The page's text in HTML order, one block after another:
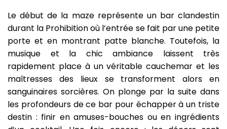
Le début de la maze représente un bar clandestin
durant la Prohibition où l’entrée se fait par une petite
porte et en montrant patte blanche. Toutefois, la
musique et la chic ambiance laissent très
rapidement place à un véritable cauchemar et les
maîtresses des lieux se transforment alors en
sanguinaires sorcières. On plonge par la suite dans
les profondeurs de ce bar pour échapper à un triste
destin : finir en amuses-bouches ou en ingrédients